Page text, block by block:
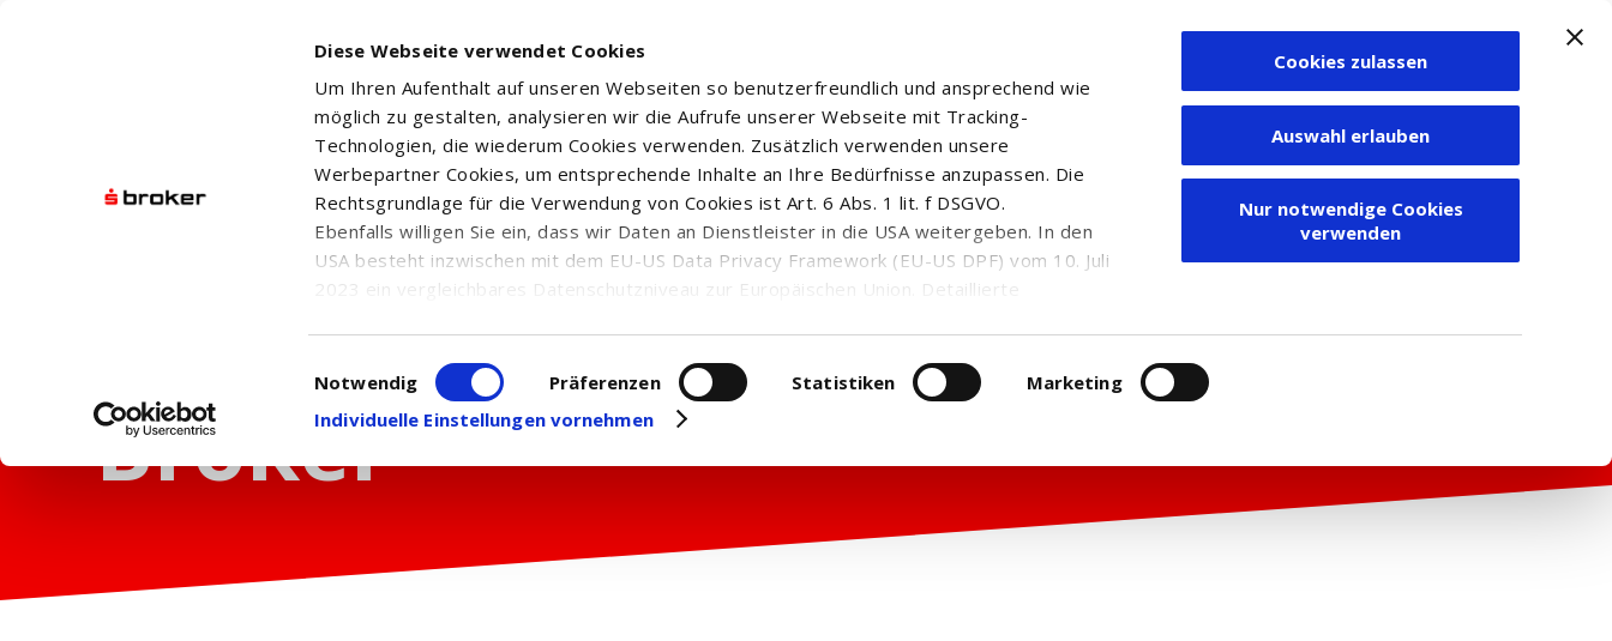
Diese Webseite verwendet Cookies
Um Ihren Aufenthalt auf unseren Webseiten so benutzerfreundlich und ansprechend wie
möglich zu gestalten, analysieren wir die Aufrufe unserer Webseite mit Tracking-
Technologien, die wiederum Cookies verwenden. Zusätzlich verwenden unsere
Werbepartner Cookies, um entsprechende Inhalte an Ihre Bedürfnisse anzupassen. Die
Rechtsgrundlage für die Verwendung von Cookies ist Art. 6 Abs. 1 lit. f DSGVO.
Ebenfalls willigen Sie ein, dass wir Daten an Dienstleister in die USA weitergeben. In den
USA besteht inzwischen mit dem EU-US Data Privacy Framework (EU-US DPF) vom 10. Juli
2023 ein vergleichbares Datenschutzniveau zur Europäischen Union. Detaillierte
in den USA, finden Sie auf unserer Seite zumDatenschutz. Dort können Sie Ihre
Einwilligung auch jederzeit widerrufen oder anpassen.
Einwilligungsauswahl
Notwendig Präferenzen Statistiken
Marketing
Individuelle Einstellungen vornehmen
Cookies zulassen
Auswahl erlauben
Nur notwendige Cookies
verwenden
Zum Depot